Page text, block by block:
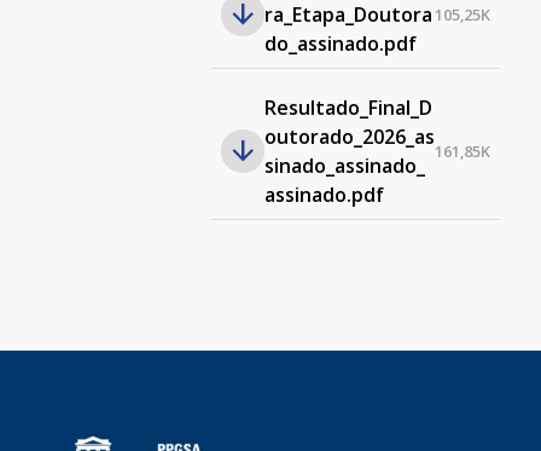
ra_Etapa_Doutora
do_assinado.pdf
105,25K
Resultado_Final_D
outorado_2026_as
sinado_assinado_
assinado.pdf
161,85K